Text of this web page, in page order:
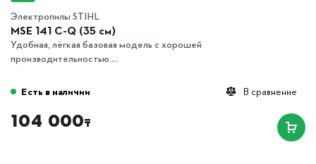
Электропилы STIHL
MSE 141 С-Q (35 см)
Удобная, лёгкая базовая модель с хорошей
производительностью....
В сравнение
Есть в наличии
104 000₸